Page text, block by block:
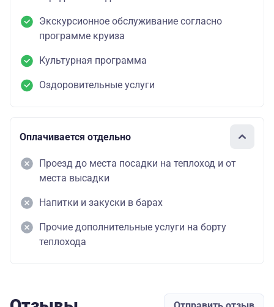
Экскурсионное обслуживание согласно
программе круиза
Культурная программа
Оздоровительные услуги
Оплачивается отдельно
Проезд до места посадки на теплоход и от
места высадки
Напитки и закуски в барах
Прочие дополнительные услуги на борту
теплохода